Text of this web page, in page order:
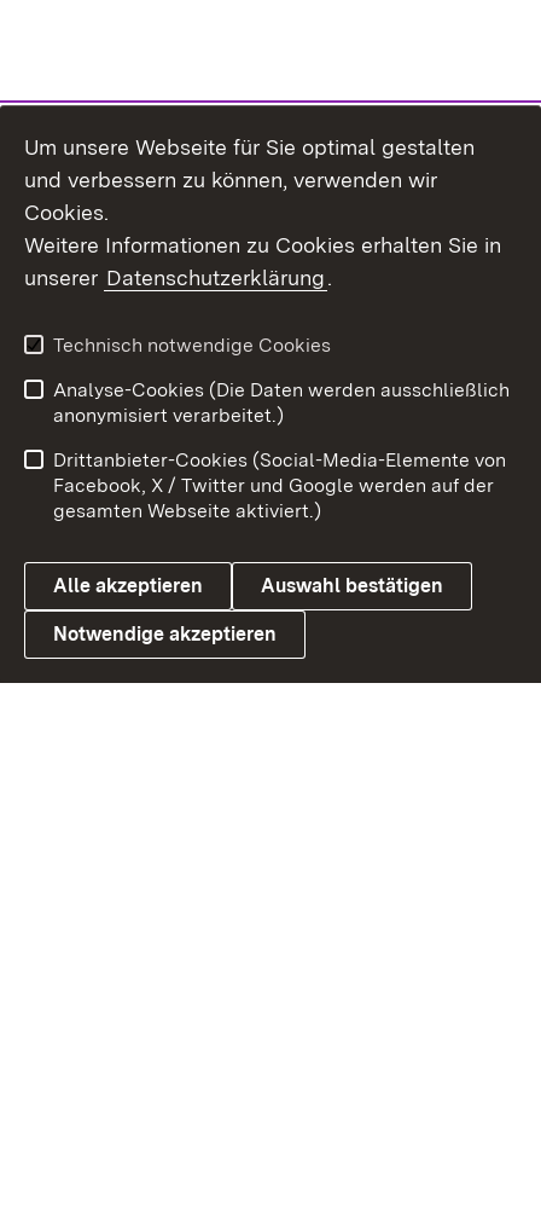
Link zum Ministerium
Benutzungshinweise
Barrierefreiheit
Datenschutz
Cookies
Um unsere Webseite für Sie optimal gestalten
und verbessern zu können, verwenden wir
Cookies.
Weitere Informationen zu Cookies erhalten Sie in
unserer Datenschutzerklärung.
Technisch notwendige Cookies
Analyse-Cookies (Die Daten werden ausschließlich
anonymisiert verarbeitet.)
Drittanbieter-Cookies (Social-Media-Elemente von
Facebook, X / Twitter und Google werden auf der
gesamten Webseite aktiviert.)
Alle akzeptieren Auswahl bestätigen
Notwendige akzeptieren